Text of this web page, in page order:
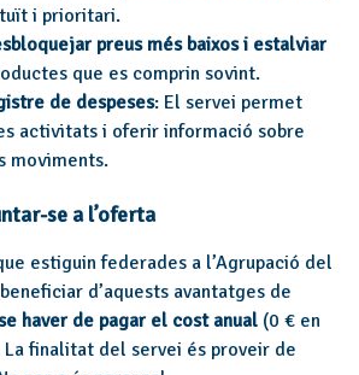
i prioritari.
preus més baixos i estalviar
que es comprin sovint.
de despeses: El servei permet
activitats i oferir informació sobre
moviments.
se a l’oferta
estiguin federades a l’Agrupació del
d’aquests avantatges de
haver de pagar el cost anual (0 € en
La finalitat del servei és proveir de